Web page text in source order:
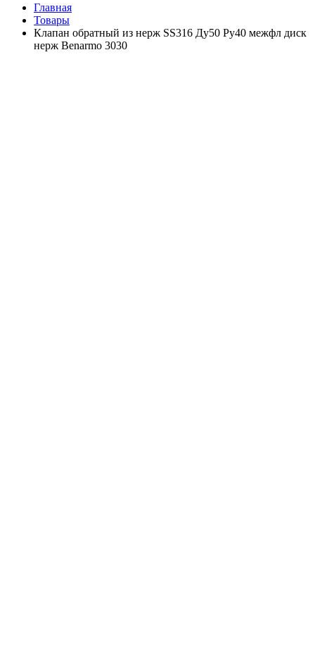
Главная
Товары
Клапан обратный из нерж SS316 Ду50 Ру40 межфл диск
нерж Benarmo 3030